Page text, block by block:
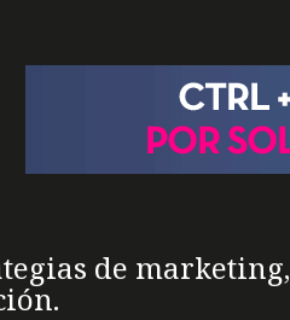
de marketing,